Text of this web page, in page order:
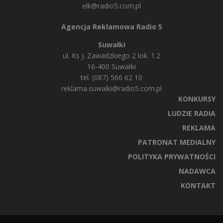
elk@radio5.com.pl
Agencja Reklamowa Radio 5
Suwałki
ul. Ks J. Zawadzkiego 2 lok. 1.2
16-400 Suwałki
tel. (087) 566 62 10
reklama.suwalki@radio5.com.pl
KONKURSY
LUDZIE RADIA
REKLAMA
PATRONAT MEDIALNY
POLITYKA PRYWATNOŚCI
NADAWCA
KONTAKT